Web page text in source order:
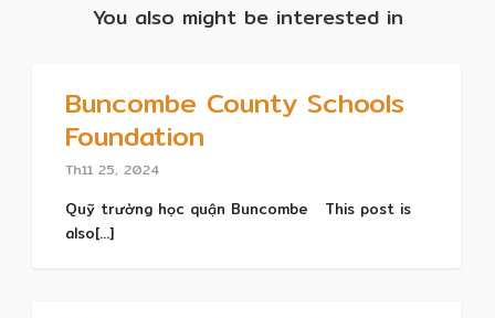
You also might be interested in
Buncombe County Schools
Foundation
Th11 25, 2024
Quỹ trường học quận Buncombe This post is
also[...]